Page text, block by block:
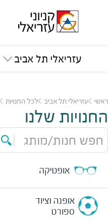
עזריאלי תל אביב
ראשי עזריאלי תל אביב לכל החנויות
החנויות שלנו
חפש חנות/מותג
אופטיקה
אופנה וציוד
ספורט